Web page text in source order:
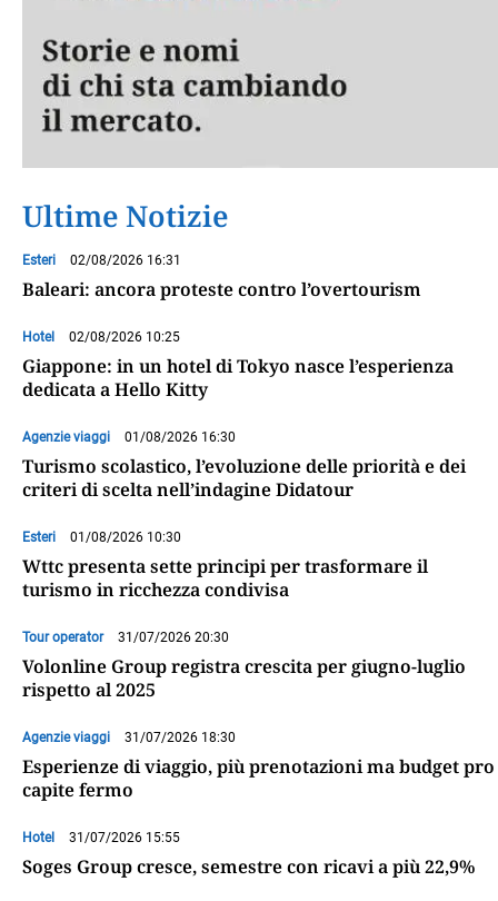
Ultime Notizie
Esteri 02/08/2026 16:31
Baleari: ancora proteste contro l’overtourism
Hotel 02/08/2026 10:25
Giappone: in un hotel di Tokyo nasce l’esperienza
dedicata a Hello Kitty
Agenzie viaggi 01/08/2026 16:30
Turismo scolastico, l’evoluzione delle priorità e dei
criteri di scelta nell’indagine Didatour
Esteri 01/08/2026 10:30
Wttc presenta sette principi per trasformare il
turismo in ricchezza condivisa
Tour operator 31/07/2026 20:30
Volonline Group registra crescita per giugno-luglio
rispetto al 2025
Agenzie viaggi 31/07/2026 18:30
Esperienze di viaggio, più prenotazioni ma budget pro
capite fermo
Hotel 31/07/2026 15:55
Soges Group cresce, semestre con ricavi a più 22,9%